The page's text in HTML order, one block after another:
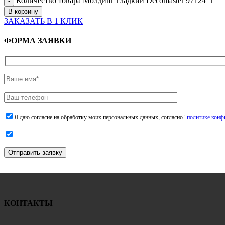
В корзину
ЗАКАЗАТЬ В 1 КЛИК
ФОРМА ЗАЯВКИ
Я даю согласие на обработку моих персональных данных, согласно "политике
Отправить заявку
КОНТАКТЫ